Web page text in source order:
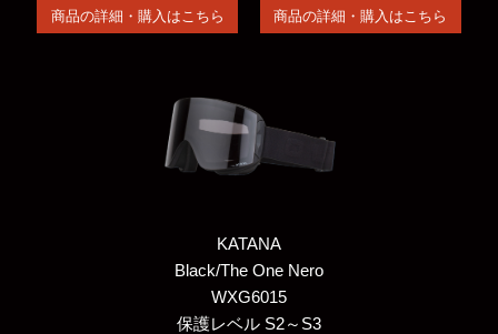
商品の詳細・購入はこちら 商品の詳細・購入はこちら
KATANA
Black/The One Nero
WXG6015
保護レベル S2～S3